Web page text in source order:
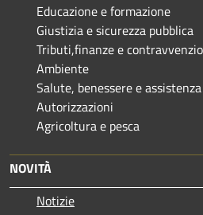
Educazione e formazione
Giustizia e sicurezza pubblica
Tributi,finanze e
Ambiente
Salute, benessere e assistenza
Autorizzazioni
Agricoltura e pesca
NOVITÀ
Notizie